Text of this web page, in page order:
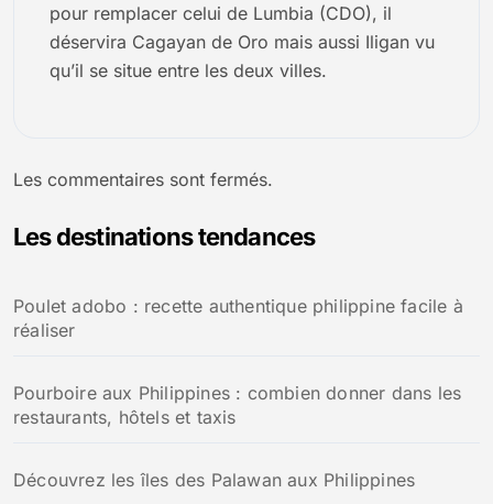
pour remplacer celui de Lumbia (CDO), il
déservira Cagayan de Oro mais aussi Iligan vu
qu’il se situe entre les deux villes.
Les commentaires sont fermés.
Les destinations tendances
Poulet adobo : recette authentique philippine facile à
réaliser
Pourboire aux Philippines : combien donner dans les
restaurants, hôtels et taxis
Découvrez les îles des Palawan aux Philippines